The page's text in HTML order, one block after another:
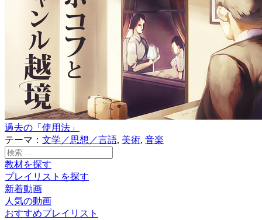
過去の「使用法」
テーマ： 文学／思想／言語, 美術, 音楽
検
索:
教材を探す
プレイリストを探す
新着動画
人気の動画
おすすめプレイリスト